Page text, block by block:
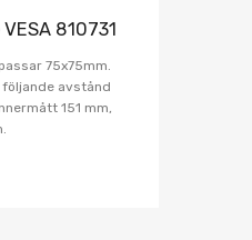
810731
75x75mm.
avstånd
151 mm,